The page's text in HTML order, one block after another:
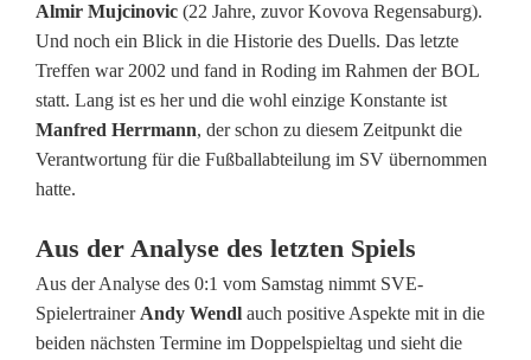
e
:
T
B
R
o
d
i
Almir Mujcinovic (22 Jahre, zuvor Kovova Regensaburg).
Und noch ein Blick in die Historie des Duells. Das letzte
Treffen war 2002 und fand in Roding im Rahmen der BOL
statt. Lang ist es her und die wohl einzige Konstante ist
Manfred Herrmann, der schon zu diesem Zeitpunkt die
Verantwortung für die Fußballabteilung im SV übernommen
hatte.
Aus der Analyse des letzten Spiels
Aus der Analyse des 0:1 vom Samstag nimmt SVE-
Spielertrainer Andy Wendl auch positive Aspekte mit in die
beiden nächsten Termine im Doppelspieltag und sieht die